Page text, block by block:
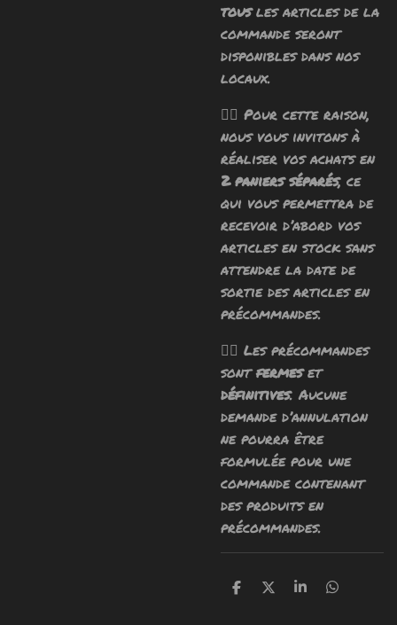
tousles articles de la
commande seront
disponibles dans nos
locaux.
🧙‍♂️ Pour cette raison,
nous vous invitons à
réaliser vos achats en
2 paniers séparés, ce
qui vous permettra de
recevoir d’abord vos
articles en stock sans
attendre la date de
sortie des articles en
précommandes.
🧙‍♂️ Les précommandes
sontfermeset
définitives. Aucune
demande d’annulation
ne pourra être
formulée pour une
commande contenant
des produits en
précommandes.
P
P
P
P